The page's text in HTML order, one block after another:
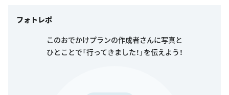
フォトレポ
このおでかけプランの作成者さんに写真と
ひとことで「行ってきました！」を伝えよう！